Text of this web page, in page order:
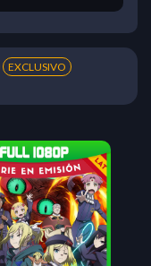
EXCLUSIVO